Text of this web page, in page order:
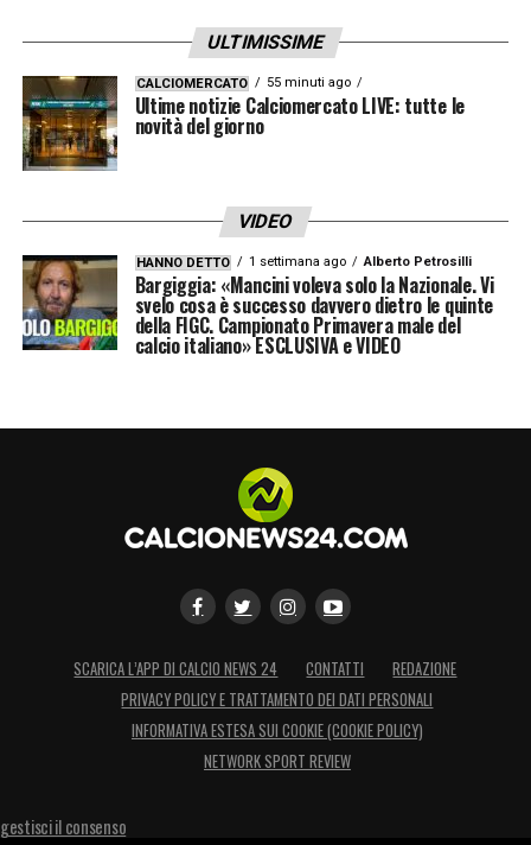
ULTIMISSIME
CALCIOMERCATO 55 minuti ago
Ultime notizie Calciomercato LIVE: tutte le
novità del giorno
VIDEO
HANNO DETTO 1 settimana ago Alberto Petrosilli
Bargiggia: «Mancini voleva solo la Nazionale. Vi
svelo cosa è successo davvero dietro le quinte
della FIGC. Campionato Primavera male del
calcio italiano» ESCLUSIVA e VIDEO
SCARICA L’APP DI CALCIO NEWS 24 CONTATTI
REDAZIONE
PRIVACY POLICY E TRATTAMENTO DEI DATI PERSONALI
INFORMATIVA ESTESA SUI COOKIE (COOKIE POLICY)
NETWORK SPORT REVIEW
gestisci il consenso